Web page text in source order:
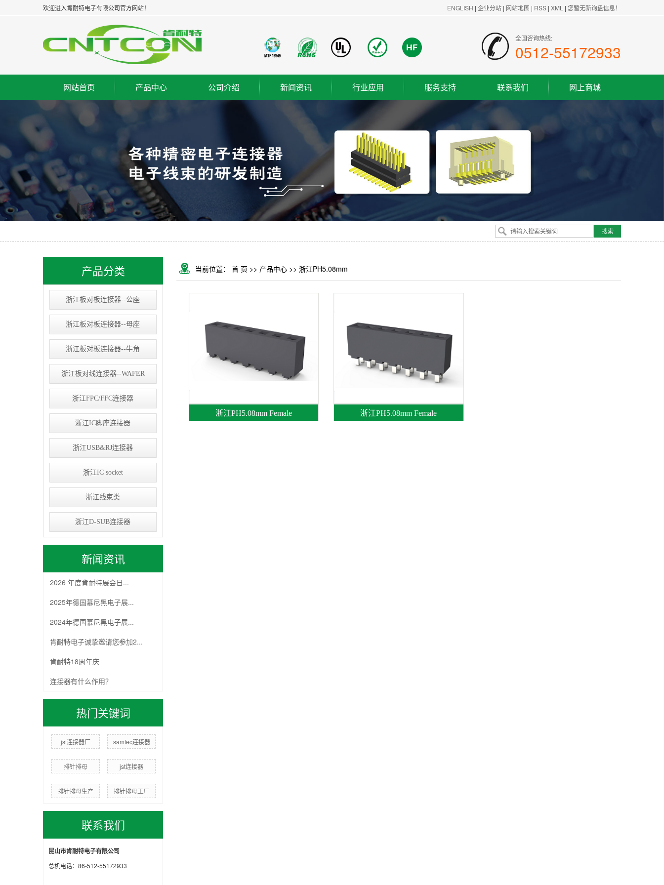
欢迎进入肯耐特电子有限公司官方网站！ ENGLISH | 企业分站 | 网站地图 | RSS | XML | 您暂无新询盘信息！
全国咨询热线:
0512-55172933
网站首页
产品中心
浙江板对板连接器--公座
浙江板对板连接器--牛角
浙江板对线连接器--WAFER
浙江FPC/FFC连接器
浙江IC脚座连接器
浙江USB&RJ连接器
浙江IC socket
浙江线束类
浙江D-SUB连接器
公司介绍
经营理念
组织架构
荣誉资质
新闻资讯
公司新闻
技术知识
行业应用
成功案例
服务支持
联系我们
联系方式
客户留言
网上商城
产品分类
浙江板对板连接器--公座
浙江板对板连接器--母座
浙江板对板连接器--牛角
浙江板对线连接器--WAFER
浙江FPC/FFC连接器
浙江IC脚座连接器
浙江USB&RJ连接器
浙江IC socket
浙江线束类
浙江D-SUB连接器
新闻资讯
2026 年度肯耐特展会日...
2025年德国慕尼黑电子展...
2024年德国慕尼黑电子展...
肯耐特电子诚挚邀请您参加2...
肯耐特18周年庆
连接器有什么作用？
热门关键词
jst连接器厂 samtec连接器
排针排母 jst连接器
排针排母生产 排针排母工厂
联系我们
昆山市肯耐特电子有限公司
总机电话：86-512-55172933
当前位置： 首 页 >> 产品中心 >> 浙江PH5.08mm
浙江PH5.08mm Female 浙江PH5.08mm Female